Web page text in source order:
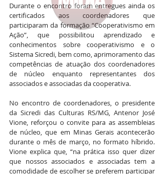
Durante o encontro foram entregues ainda os
certificados aos coordenadores que
participaram da formação “Cooperativismo em
Ação”, que possibilitou aprendizado e
conhecimentos sobre cooperativismo e o
Sistema Sicredi, bem como, aprimoramento das
competências de atuação dos coordenadores
de núcleo enquanto representantes dos
associados e associadas da cooperativa.
No encontro de coordenadores, o presidente
da Sicredi das Culturas RS/MG, Antenor José
Vione, reforçou o convite para as assembleias
de núcleo, que em Minas Gerais acontecerão
durante o mês de março, no formato híbrido.
Vione explica que, “na prática isso quer dizer
que nossos associados e associadas tem a
comodidade de escolher se preferem participar